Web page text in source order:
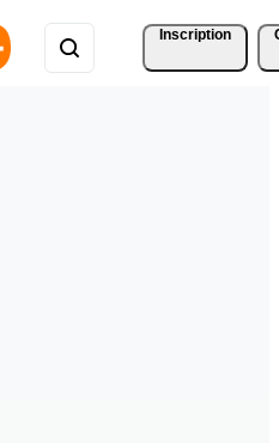
Inscription